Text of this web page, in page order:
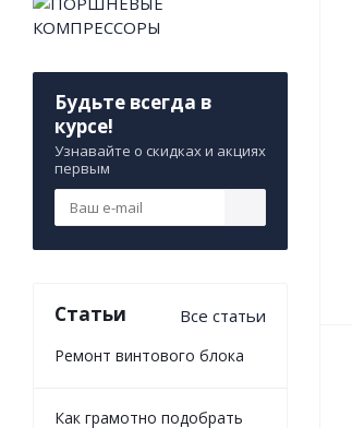
Будьте всегда в
курсе!
Узнавайте о скидках и акциях
первым
Статьи Все статьи
Ремонт винтового блока
Как грамотно подобрать